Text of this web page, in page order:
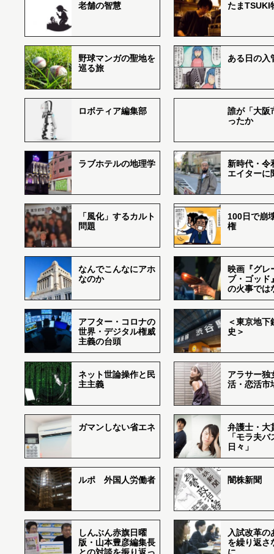
老舗の智慧 たまTSUKI
野球マンガの聖地を
巡る旅
ある日の入
ロボティア編集部
誰が「大阪
ったか
ラブホテルの地理学
新時代・令
エイターに
「風化」するカルト
問題
100日で崩
権
なんでこんなにアホ
なのか
映画『グレ
ブ・ゴッド
の火事では
アフター・コロナの
世界・デジタル権威
主義の台頭
＜東京地下
史＞
ネット世論操作と民
主主義
アラサー独
活・恋活市
ガマンしない省エネ
弁護士・大
「モラ夫
日々」
ルポ 外国人労働者 闇株新聞
しんぶん赤旗日曜
版・山本豊彦編集長
入試改革の
を繰り返さ